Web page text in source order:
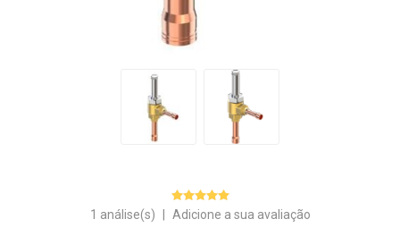
1 análise(s) Adicione a sua avaliação